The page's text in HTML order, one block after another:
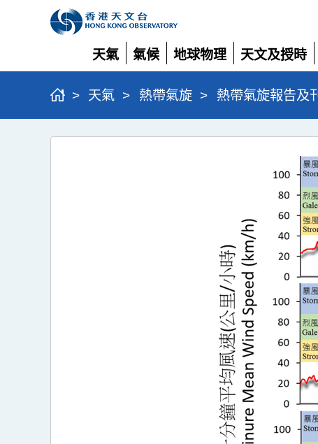
天氣
展
開
氣候
展
開
地球物理
展
開
天文及授時
展
開
> 天氣 > 熱帶氣旋 > 熱帶氣旋報告及
颱